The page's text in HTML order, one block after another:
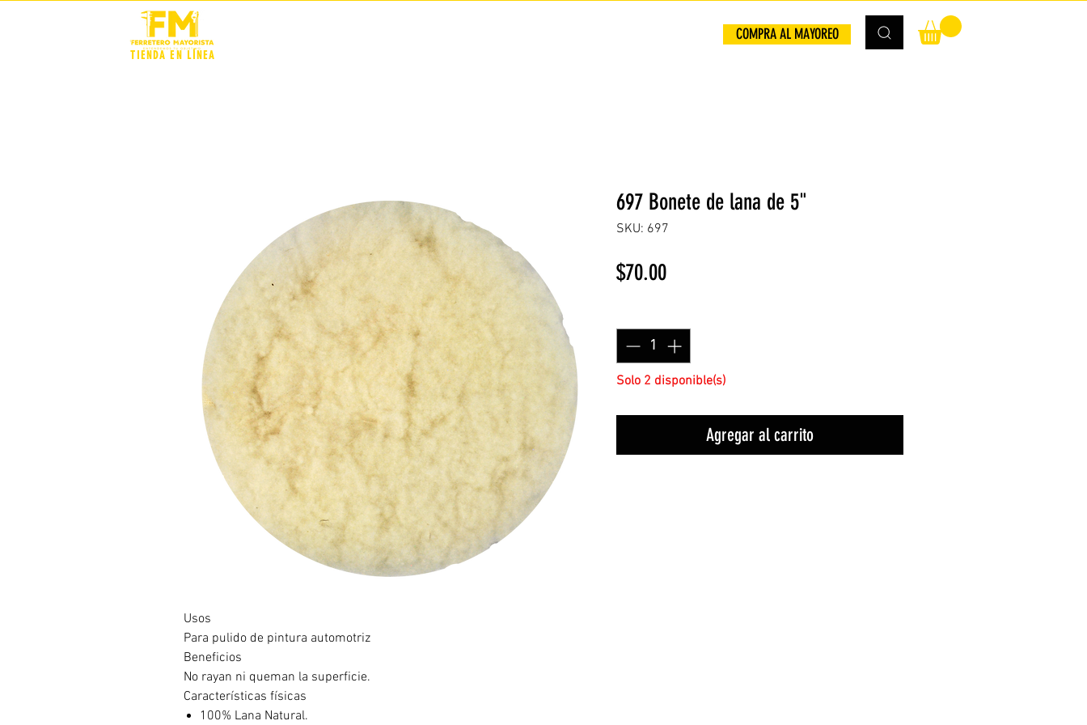
TIENDA EN LÍNEA
COMPRA AL MAYOREO
Usos
Para pulido de pintura automotriz
Beneficios
No rayan ni queman la superficie.
Características físicas
100% Lana Natural.
697 Bonete de lana de 5"
SKU: 697
$70.00Precio
Solo 2 disponible(s)
Agregar al carrito